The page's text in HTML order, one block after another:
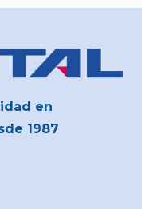
en
1987